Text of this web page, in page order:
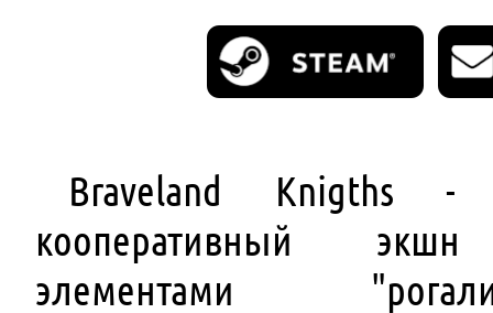
Braveland Knigths -
кооперативный
элементами